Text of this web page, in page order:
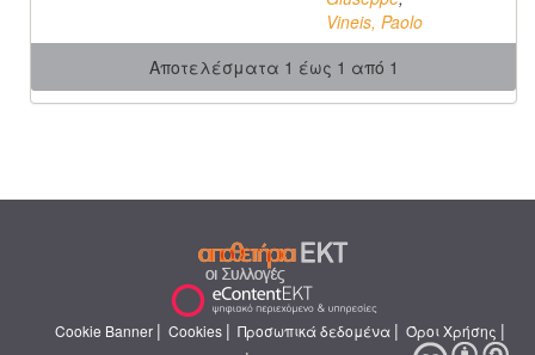
Vineis, Paolo
Αποτελέσματα 1 έως 1 από 1
Cookie Banner | Cookies | Προσωπικά δεδομένα | Όροι Χρήσης |